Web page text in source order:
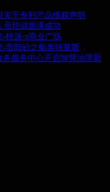
关于专利产品维权声明
员培训圆满成功
桃源·π商业广场
-贵阳砂之船奥特莱斯
服务中心开启智慧治理新